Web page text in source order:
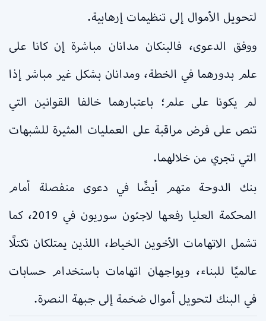
لتحويل الأموال إلى تنظيمات إرهابية.
ووفق الدعوى، فالبنكان مدانان مباشرة إن كانا على
علم بدورهما في الخطة، ومدانان بشكل غير مباشر إذا
لم يكونا على علم؛ باعتبارهما خالفا القوانين التي
تنص على فرض مراقبة على العمليات المثيرة للشبهات
التي تجري من خلالهما.
بنك الدوحة متهم أيضًا في دعوى منفصلة أمام
المحكمة العليا رفعها لاجئون سوريون في 2019، كما
تشمل الاتهامات الأخوين الخياط، اللذين يمتلكان تكتلًا
عالميًا للبناء، ويواجهان اتهامات باستخدام حسابات
في البنك لتحويل أموال ضخمة إلى جبهة النصرة.